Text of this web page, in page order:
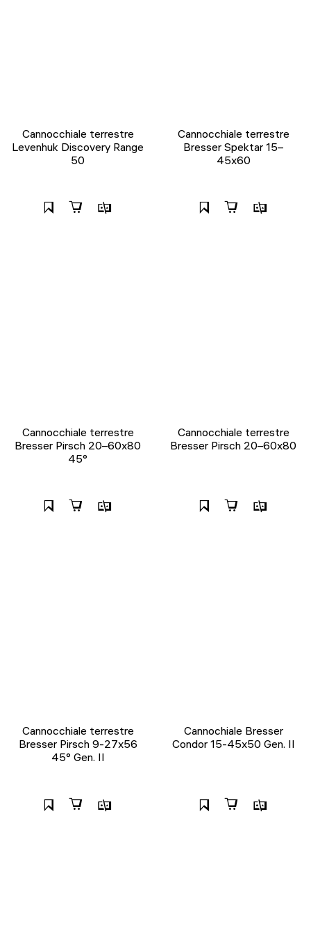
Cannocchiale terrestre
Levenhuk Discovery Range
50
Cannocchiale terrestre
Bresser Spektar 15–
45x60
Cannocchiale terrestre
Bresser Pirsch 20–60x80
45°
Cannocchiale terrestre
Bresser Pirsch 20–60x80
Cannocchiale terrestre
Bresser Pirsch 9-27x56
45° Gen. II
Cannochiale Bresser
Condor 15-45x50 Gen. II